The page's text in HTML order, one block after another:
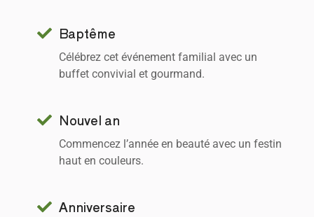
Baptême
Célébrez cet événement familial avec un
buffet convivial et gourmand.
Nouvel an
Commencez l’année en beauté avec un festin
haut en couleurs.
Anniversaire